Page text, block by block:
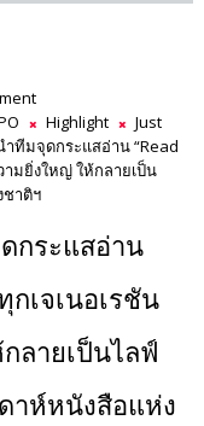
Highlight
Just
ำทีมจุดกระแสอ่าน “Read
มยิ่งใหญ่ ให้กลายเป็น
าติฯ
กระแสอ่าน
เจเนอเรชัน
ลายเป็นไลฟ์
าห์หนังสือแห่ง